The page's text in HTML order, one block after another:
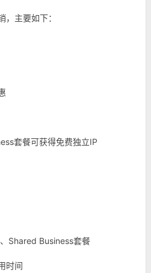
，主要如下：
套餐可获得免费独立IP
Shared Business套餐
时间